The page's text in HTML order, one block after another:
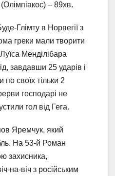
(Олімпіакос) – 89хв.
Глімту в Норвегії з
греки мали творити
Менділібара
завдавши 25 ударів і
своїх тільки 2
господарі не
гол від Гега.
Яремчук, який
На 53-й Роман
захисника,
на-віч з російським